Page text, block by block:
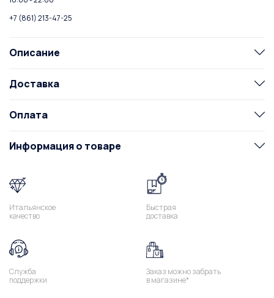
+7 (861) 213-47-25
Описание
Доставка
Оплата
Информация о товаре
Итальянское
качество
Быстрая
доставка
Служба
поддержки
Заказ можно забрать
в магазине*